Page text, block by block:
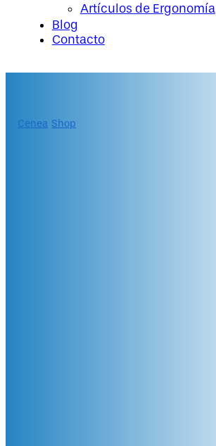
Artículos de Ergonomía
Blog
Contacto
Cenea Shop